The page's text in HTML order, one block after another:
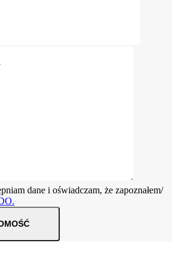
dane i oświadczam, że zapoznałem/